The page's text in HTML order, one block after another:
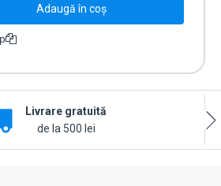
Adaugă în coș
Livrare gratuită
de la 500 lei